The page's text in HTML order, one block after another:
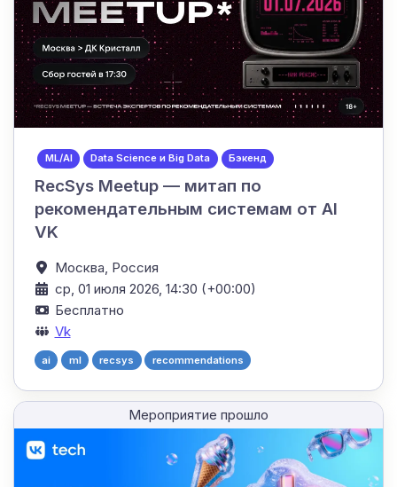
ML/AI Data Science и Big Data Бэкенд
RecSys Meetup — митап по
рекомендательным системам от AI
VK
Москва, Россия
ср, 01 июля 2026, 14:30 (+00:00)
Бесплатно
Vk
ai ml recsys recommendations
Мероприятие прошло